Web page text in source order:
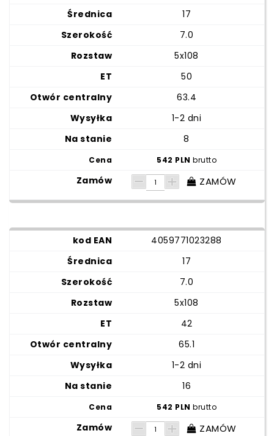
17
7.0
5x108
50
63.4
1-2 dni
8
542 PLNbrutto
ZAMÓW
4059771023288
17
7.0
5x108
42
65.1
1-2 dni
16
542 PLNbrutto
ZAMÓW